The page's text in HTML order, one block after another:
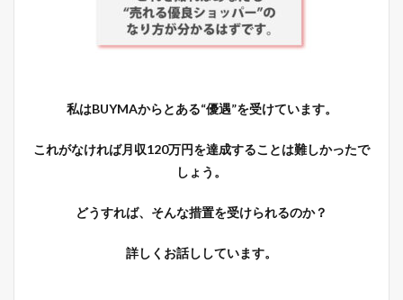
私はBUYMAからとある“優遇”を受けています。
これがなければ月収120万円を達成することは難しかったで
しょう。
どうすれば、そんな措置を受けられるのか？
詳しくお話ししています。